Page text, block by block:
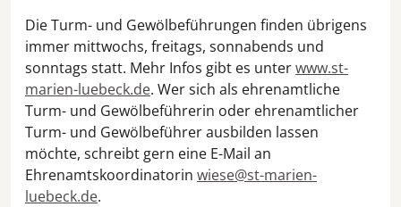
Die Turm- und Gewölbeführungen finden übrigens
immer mittwochs, freitags, sonnabends und
sonntags statt. Mehr Infos gibt es unterwww.st-
marien-luebeck.de. Wer sich als ehrenamtliche
Turm- und Gewölbeführerin oder ehrenamtlicher
Turm- und Gewölbeführer ausbilden lassen
möchte, schreibt gern eine E-Mail an
Ehrenamtskoordinatorin wiese@st-marien-
luebeck.de.